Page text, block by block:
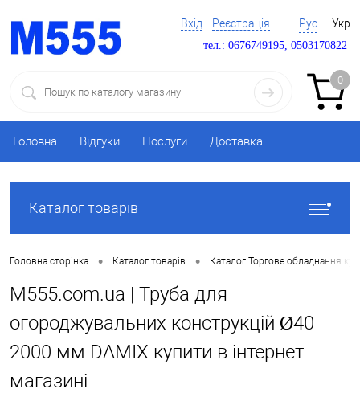
Вхід Реєстрація Рус Укр
тел.: 0676749195, 0503170822
0
Головна Відгуки Послуги Доставка
Каталог товарів
Головна сторінка • Каталог товарів • Каталог Торгове обладнання
M555.com.ua | Труба для
огороджувальних конструкцій Ø40
2000 мм DAMIX купити в інтернет
магазині